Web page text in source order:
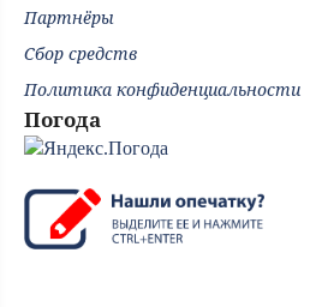
Партнёры
Сбор средств
Политика конфиденциальности
Погода